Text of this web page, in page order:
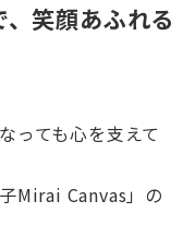
笑顔あふれる
っても心を支えて
Mirai Canvas」の